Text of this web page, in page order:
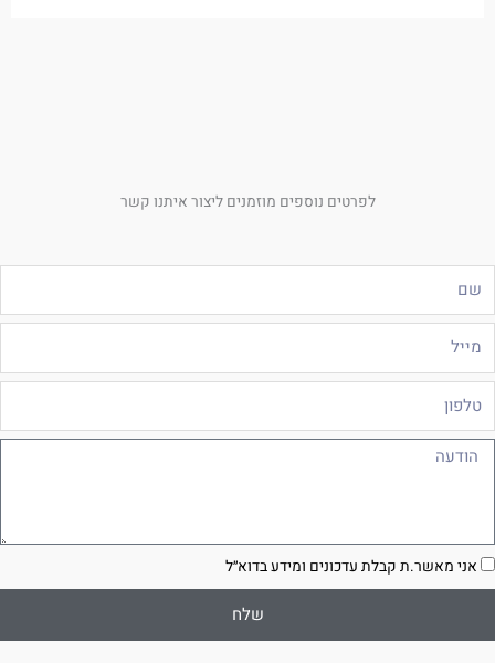
לפרטים נוספים מוזמנים ליצור איתנו קשר
אני מאשר.ת קבלת עדכונים ומידע בדוא״ל
שלח